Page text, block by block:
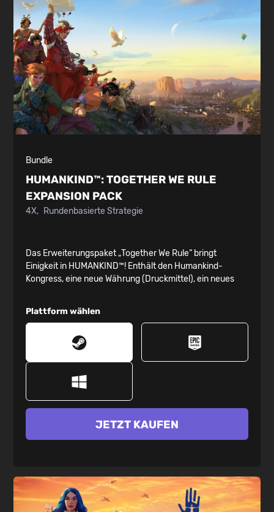
Bundle
HUMANKIND™:TOGETHER WE RULE
EXPANSION PACK
4X Rundenbasierte Strategie
Das Erweiterungspaket „Together We Rule“ bringt
Einigkeit in HUMANKIND™! Enthält den Humankind-
Kongress, eine neue Währung (Druckmittel), ein neues
sechs neue Kulturen mit diplomatischer Affinität und
Plattform wählen
JETZT KAUFEN